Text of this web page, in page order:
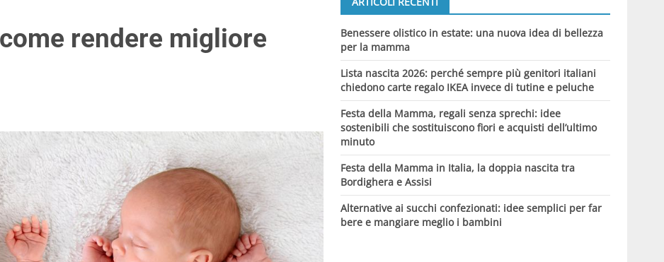
rendere migliore
Benessere olistico in estate: una nuova idea di bellezza
per la mamma
Lista nascita 2026: perché sempre più genitori italiani
chiedono carte regalo IKEA invece di tutine e peluche
Festa della Mamma, regali senza sprechi: idee
sostenibili che sostituiscono fiori e acquisti dell’ultimo
minuto
Festa della Mamma in Italia, la doppia nascita tra
Bordighera e Assisi
Alternative ai succhi confezionati: idee semplici per far
bere e mangiare meglio i bambini